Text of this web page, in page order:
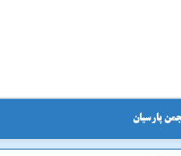
پارسیان